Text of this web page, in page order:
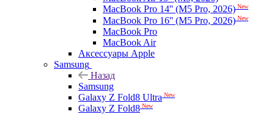
MacBook Pro 14'' (M5 Pro, 2026) New
MacBook Pro 16'' (M5 Pro, 2026) New
MacBook Pro
MacBook Air
Аксессуары Apple
Samsung
Назад
Samsung
Galaxy Z Fold8 Ultra New
Galaxy Z Fold8 New